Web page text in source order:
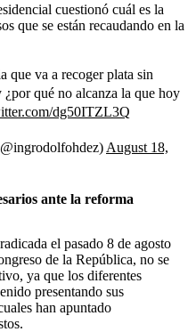
cuestionó cuál es la
que se están recaudando en la
que va a recoger plata sin
¿por qué no alcanza la que hoy
dg50ITZL3Q
August 18,
ante la reforma
el pasado 8 de agosto
de la República, no se
ya que los diferentes
presentando sus
han apuntado